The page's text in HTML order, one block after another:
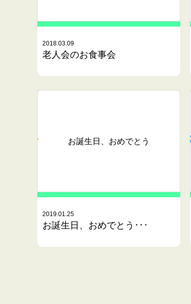
2018.03.09
老人会のお食事会
お誕生日、おめでとう
2019.01.25
お誕生日、おめでとう･･･